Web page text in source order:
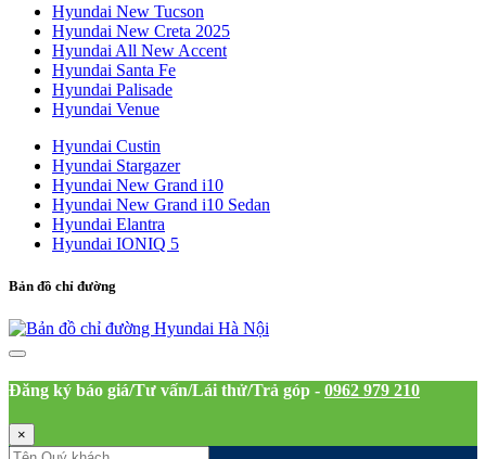
Hyundai New Tucson
Hyundai New Creta 2025
Hyundai All New Accent
Hyundai Santa Fe
Hyundai Palisade
Hyundai Venue
Hyundai Custin
Hyundai Stargazer
Hyundai New Grand i10
Hyundai New Grand i10 Sedan
Hyundai Elantra
Hyundai IONIQ 5
Bản đồ chỉ đường
Đăng ký báo giá/Tư vấn/Lái thử/Trả góp - 0962 979 210
×